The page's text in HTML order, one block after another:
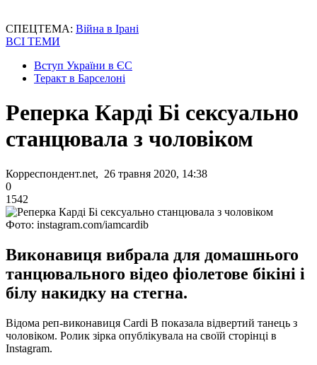
СПЕЦТЕМА: Війна в Ірані
ВСІ ТЕМИ
Вступ України в ЄС
Теракт в Барселоні
Реперка Карді Бі сексуально
станцювала з чоловіком
Корреспондент.net, 26 травня 2020, 14:38
0
1542
Фото: instagram.com/iamcardib
Виконавиця вибрала для домашнього
танцювального відео фіолетове бікіні і
білу накидку на стегна.
Відома реп-виконавиця Cardi B показала відвертий танець з
чоловіком. Ролик зірка опублікувала на своїй сторінці в
Instagram.